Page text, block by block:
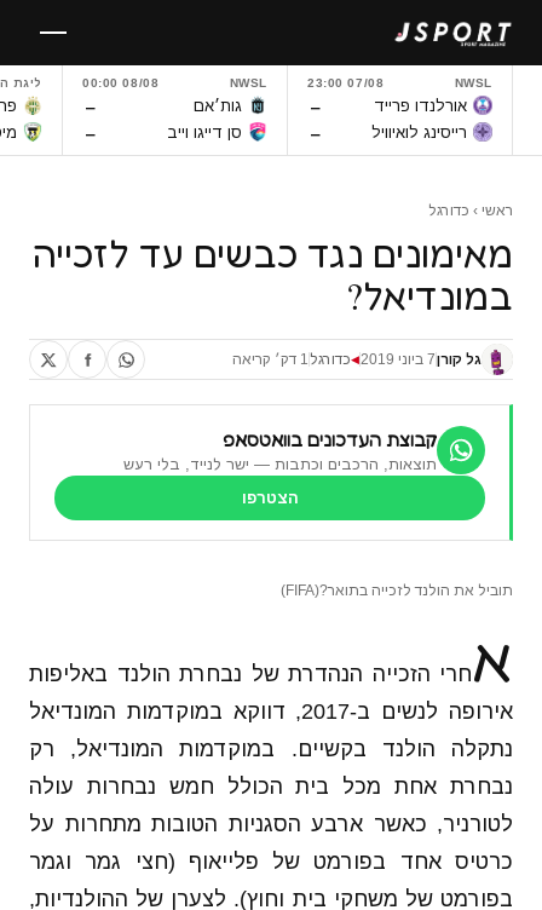
לתוכן
NWSL
07/08 23:00
אורלנדו פרייד –
רייסינג לואיוויל –
NWSL
08/08 00:00
גות׳אם –
סן דייגו וייב –
ליגת
ראשי › כדורגל
מאימונים נגד כבשים עד לזכייה
במונדיאל?
גל קורן7 ביוני 2019 ◀כדורגל 1 דק׳ קריאה
קבוצת העדכונים בוואטסאפ
תוצאות, הרכבים וכתבות — ישר לנייד, בלי רעש
הצטרפו
תוביל את הולנד לזכייה בתואר?(FIFA)
אחרי הזכייה הנהדרת של נבחרת הולנד באליפות
אירופה לנשים ב-2017, דווקא במוקדמות המונדיאל
נתקלה הולנד בקשיים. במוקדמות המונדיאל, רק
נבחרת אחת מכל בית הכולל חמש נבחרות עולה
לטורניר, כאשר ארבע הסגניות הטובות מתחרות על
כרטיס אחד בפורמט של פלייאוף (חצי גמר וגמר
בפורמט של משחקי בית וחוץ). לצערן של ההולנדיות,